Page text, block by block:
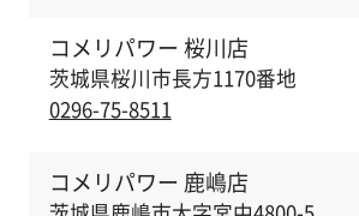
コメリパワー 桜川店
茨城県桜川市長方1170番地
0296-75-8511
コメリパワー 鹿嶋店